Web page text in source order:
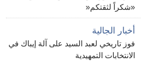
«شكراً لثقتكم«
أخبار الجالية
فوز تاريخي لعبد السيد على آلة إيباك في
الانتخابات التمهيدية